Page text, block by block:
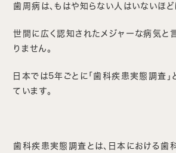
歯周病は、もはや知らない人はいないほど
世間に広く認知されたメジャーな病気と
りません。
日本では5年ごとに「歯科疾患実態調査」
ています。
歯科疾患実態調査とは、日本における歯